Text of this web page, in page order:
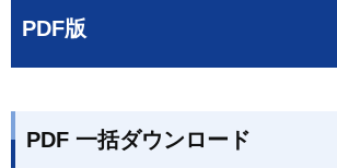
PDF版
PDF 一括ダウンロード